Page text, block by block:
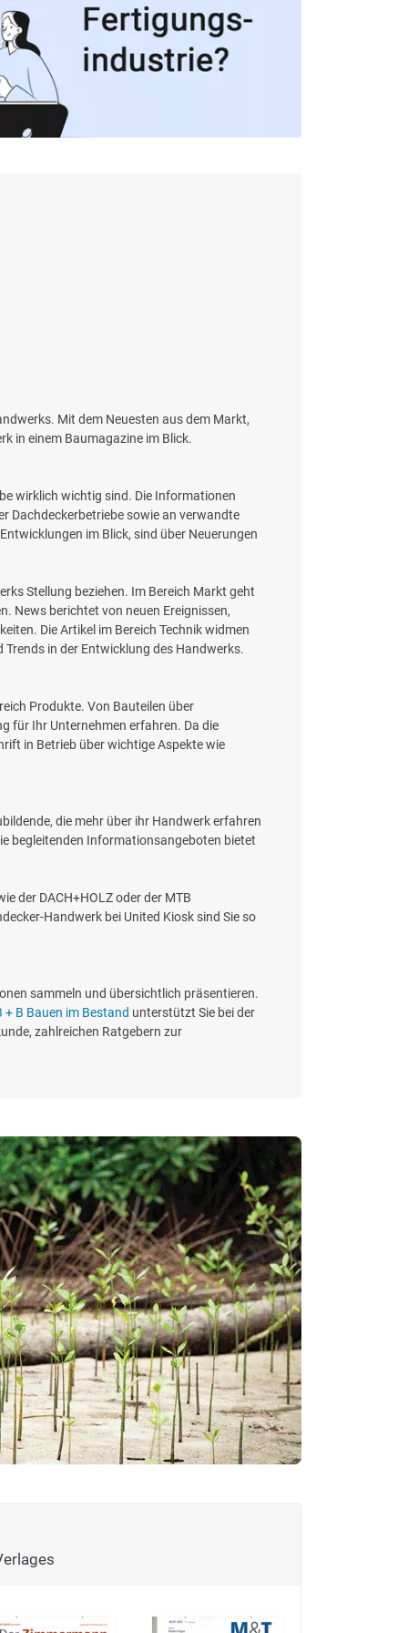
Mit dem Neuesten aus dem Markt,
in einem Baumagazine im Blick.
wirklich wichtig sind. Die Informationen
Dachdeckerbetriebe sowie an verwandte
im Blick, sind über Neuerungen
Stellung beziehen. Im Bereich Markt geht
News berichtet von neuen Ereignissen,
Die Artikel im Bereich Technik widmen
in der Entwicklung des Handwerks.
Produkte. Von Bauteilen über
für Ihr Unternehmen erfahren. Da die
in Betrieb über wichtige Aspekte wie
die mehr über ihr Handwerk erfahren
begleitenden Informationsangeboten bietet
der DACH+HOLZ oder der MTB
Handwerk bei United Kiosk sind Sie so
sammeln und übersichtlich präsentieren.
+ B Bauen im Bestand unterstützt Sie bei der
zahlreichen Ratgebern zur